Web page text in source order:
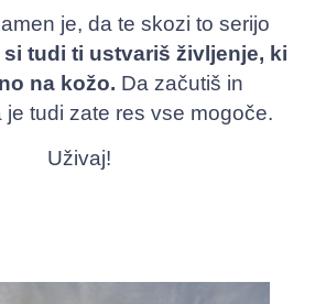
je, da te skozi to serijo
si tudi ti ustvariš življenje, ki
na kožo. Da začutiš in
tudi zate res vse mogoče.
Uživaj!